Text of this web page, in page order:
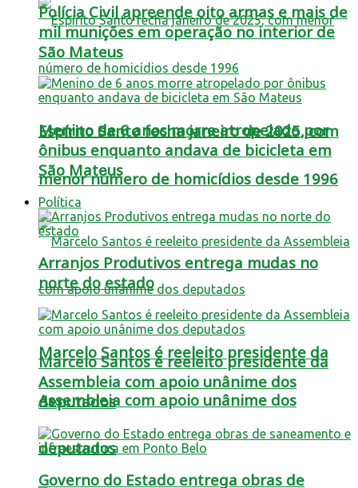
Espírito Santo fecha janeiro de 2025, com
menor número de homicídios desde 1996
Marcelo Santos é reeleito presidente da
Assembleia com apoio unânime dos
deputados
Polícia Civil apreende oito armas e mais de
mil munições em operação no interior de
São Mateus
Menino de 6 anos morre atropelado por
ônibus enquanto andava de bicicleta em
São Mateus
Política
Arranjos Produtivos entrega mudas no
norte do estado
Marcelo Santos é reeleito presidente da
Assembleia com apoio unânime dos
deputados
Governo do Estado entrega obras de